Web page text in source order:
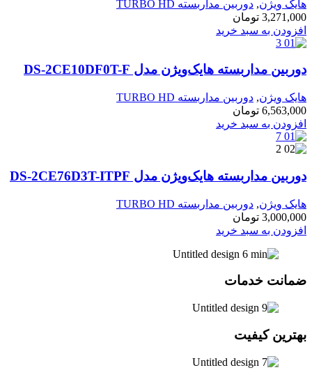
هایک ویژن, دوربین مداربسته TURBO HD
3,271,000 تومان
افزودن به سبد خرید
دوربین مداربسته هایک‌ویژن مدل DS-2CE10DF0T-F
هایک ویژن, دوربین مداربسته TURBO HD
6,563,000 تومان
افزودن به سبد خرید
دوربین مداربسته هایک‌ویژن مدل DS-2CE76D3T-ITPF
هایک ویژن, دوربین مداربسته TURBO HD
3,000,000 تومان
افزودن به سبد خرید
ضمانت خدمات
بهترین کیفیت